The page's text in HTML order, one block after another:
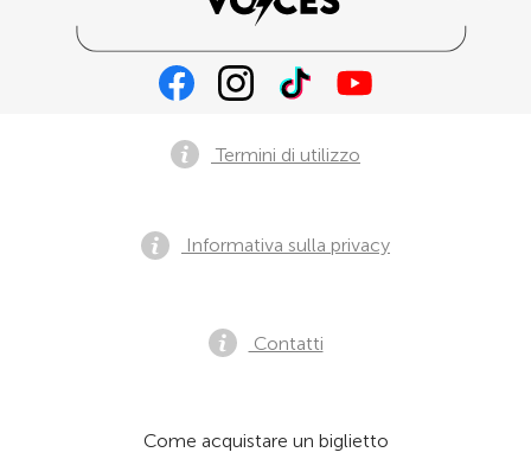
Termini di utilizzo
Informativa sulla privacy
Contatti
Come acquistare un biglietto